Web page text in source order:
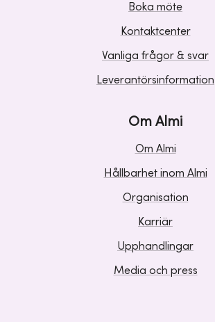
Boka möte
Kontaktcenter
Vanliga frågor & svar
Leverantörsinformation
Om Almi
Om Almi
Hållbarhet inom Almi
Organisation
Karriär
Upphandlingar
Media och press